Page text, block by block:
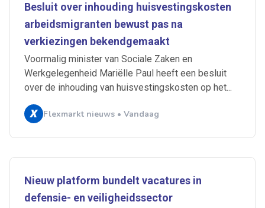
Besluit over inhouding huisvestingskosten
arbeidsmigranten bewust pas na
verkiezingen bekendgemaakt
Voormalig minister van Sociale Zaken en
Werkgelegenheid Mariëlle Paul heeft een besluit
over de inhouding van huisvestingskosten op het...
Flexmarkt nieuws • Vandaag
Nieuw platform bundelt vacatures in
defensie- en veiligheidssector